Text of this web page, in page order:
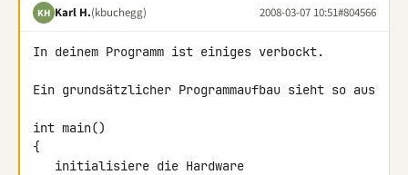
KH Karl H.(kbuchegg) 2008-03-07 10:51#804566
In deinem Programm ist einiges verbockt.
Ein grundsätzlicher Programmaufbau sieht so aus
int main()
{